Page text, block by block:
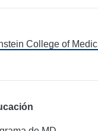
College of